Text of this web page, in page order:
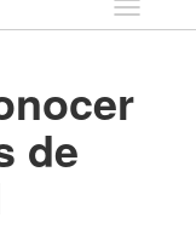
Idioma
de